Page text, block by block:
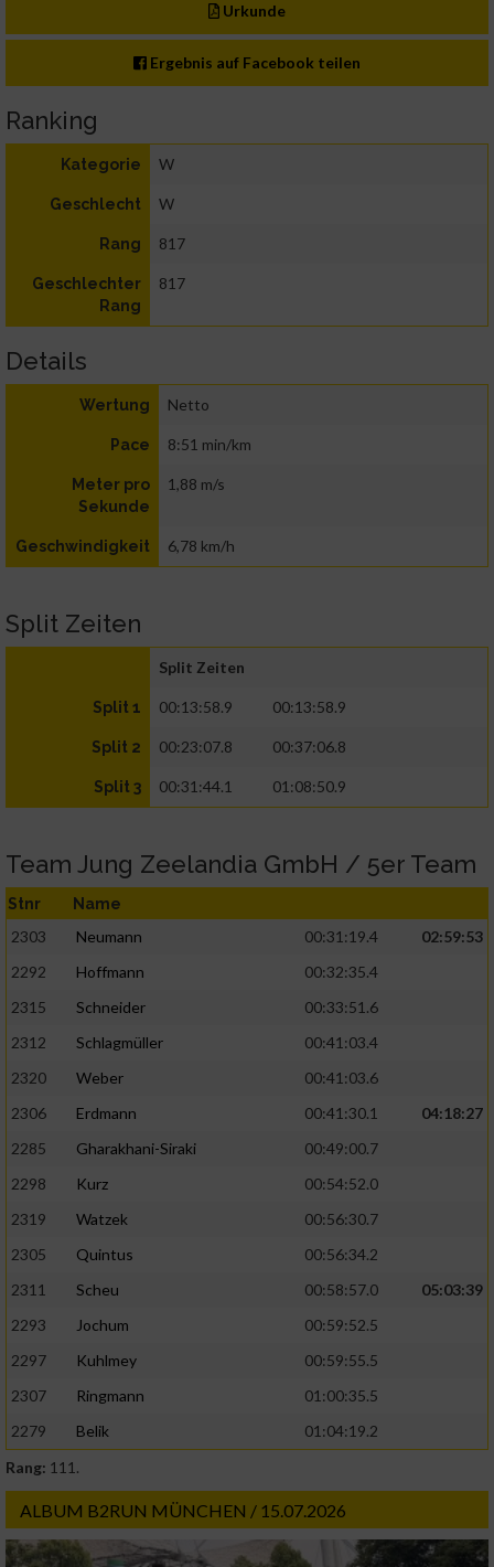
Urkunde
Ergebnis auf Facebook teilen
Ranking
Kategorie W
Geschlecht W
Rang 817
Geschlechter
Rang
817
Details
Wertung Netto
Pace 8:51 min/km
Meter pro
Sekunde
1,88 m/s
Geschwindigkeit 6,78 km/h
Split Zeiten
Split Zeiten
Split 1 00:13:58.9 00:13:58.9
Split 2 00:23:07.8 00:37:06.8
Split 3 00:31:44.1 01:08:50.9
Team Jung Zeelandia GmbH / 5er Team
Stnr Name
2303 Neumann 00:31:19.4
02:59:53
2292
Hoffmann
00:32:35.4
2315
Schneider
00:33:51.6
2312
Schlagmüller
00:41:03.4
2320
Weber
00:41:03.6
2306
Erdmann 00:41:30.1
04:18:27
2285
Gharakhani-Siraki
00:49:00.7
2298
Kurz
00:54:52.0
2319
Watzek
00:56:30.7
2305
Quintus
00:56:34.2
2311
Scheu 00:58:57.0
05:03:39
2293
Jochum
00:59:52.5
2297
Kuhlmey
00:59:55.5
2307
Ringmann
01:00:35.5
2279
Belik
01:04:19.2
Rang: 111.
ALBUM B2RUN MÜNCHEN / 15.07.2026